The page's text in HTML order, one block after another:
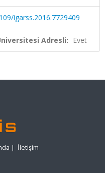
igarss.2016.7729409
Adresli: Evet
| İletişim